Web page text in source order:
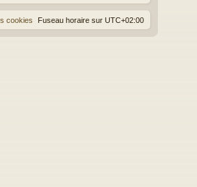
Fuseau horaire sur UTC+02:00
cookies